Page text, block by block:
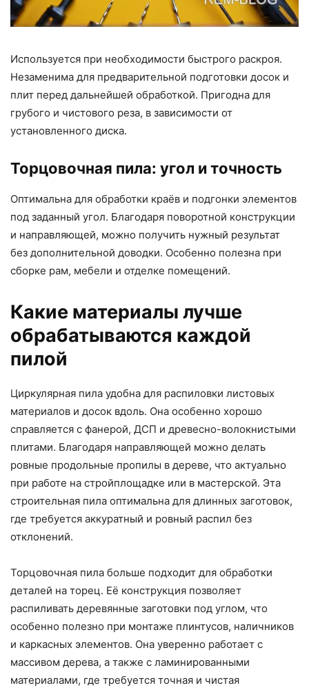
Используется при необходимости быстрого раскроя.
Незаменима для предварительной подготовки досок и
плит перед дальнейшей обработкой. Пригодна для
грубого и чистового реза, в зависимости от
установленного диска.
Торцовочная пила: угол и точность
Оптимальна для обработки краёв и подгонки элементов
под заданный угол. Благодаря поворотной конструкции
и направляющей, можно получить нужный результат
без дополнительной доводки. Особенно полезна при
сборке рам, мебели и отделке помещений.
Какие материалы лучше
обрабатываются каждой
пилой
Циркулярная пила удобна для распиловки листовых
материалов и досок вдоль. Она особенно хорошо
справляется с фанерой, ДСП и древесно-волокнистыми
плитами. Благодаря направляющей можно делать
ровные продольные пропилы в дереве, что актуально
при работе на стройплощадке или в мастерской. Эта
строительная пила оптимальна для длинных заготовок,
где требуется аккуратный и ровный распил без
отклонений.
Торцовочная пила больше подходит для обработки
деталей на торец. Её конструкция позволяет
распиливать деревянные заготовки под углом, что
особенно полезно при монтаже плинтусов, наличников
и каркасных элементов. Она уверенно работает с
массивом дерева, а также с ламинированными
материалами, где требуется точная и чистая